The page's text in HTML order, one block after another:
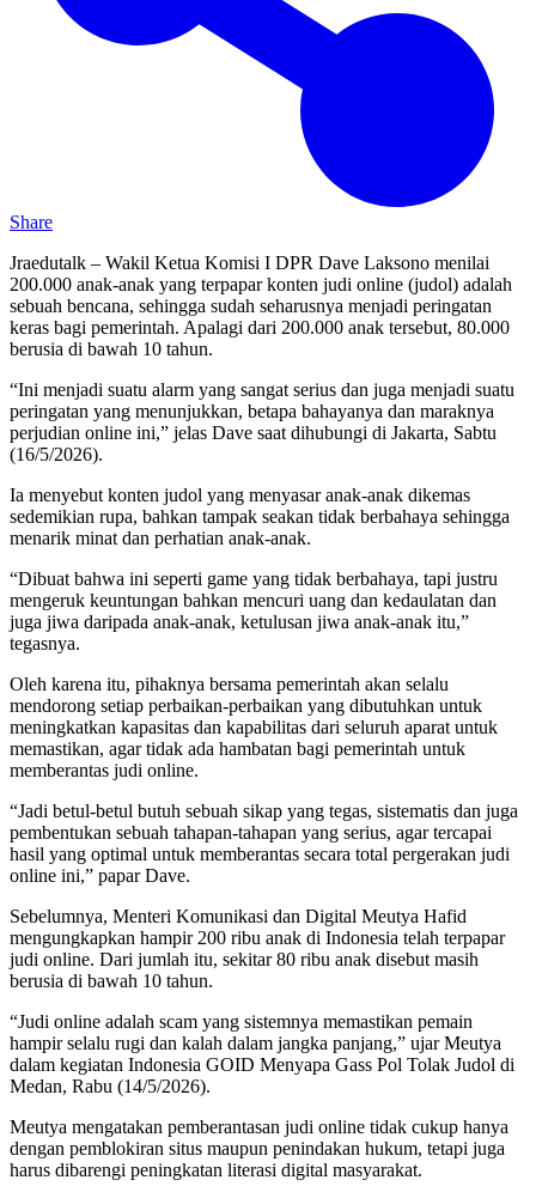
Share
Jraedutalk – Wakil Ketua Komisi I DPR Dave Laksono menilai
200.000 anak-anak yang terpapar konten judi online (judol) adalah
sebuah bencana, sehingga sudah seharusnya menjadi peringatan
keras bagi pemerintah. Apalagi dari 200.000 anak tersebut, 80.000
berusia di bawah 10 tahun.
“Ini menjadi suatu alarm yang sangat serius dan juga menjadi suatu
peringatan yang menunjukkan, betapa bahayanya dan maraknya
perjudian online ini,” jelas Dave saat dihubungi di Jakarta, Sabtu
(16/5/2026).
Ia menyebut konten judol yang menyasar anak-anak dikemas
sedemikian rupa, bahkan tampak seakan tidak berbahaya sehingga
menarik minat dan perhatian anak-anak.
“Dibuat bahwa ini seperti game yang tidak berbahaya, tapi justru
mengeruk keuntungan bahkan mencuri uang dan kedaulatan dan
juga jiwa daripada anak-anak, ketulusan jiwa anak-anak itu,”
tegasnya.
Oleh karena itu, pihaknya bersama pemerintah akan selalu
mendorong setiap perbaikan-perbaikan yang dibutuhkan untuk
meningkatkan kapasitas dan kapabilitas dari seluruh aparat untuk
memastikan, agar tidak ada hambatan bagi pemerintah untuk
memberantas judi online.
“Jadi betul-betul butuh sebuah sikap yang tegas, sistematis dan juga
pembentukan sebuah tahapan-tahapan yang serius, agar tercapai
hasil yang optimal untuk memberantas secara total pergerakan judi
online ini,” papar Dave.
Sebelumnya, Menteri Komunikasi dan Digital Meutya Hafid
mengungkapkan hampir 200 ribu anak di Indonesia telah terpapar
judi online. Dari jumlah itu, sekitar 80 ribu anak disebut masih
berusia di bawah 10 tahun.
“Judi online adalah scam yang sistemnya memastikan pemain
hampir selalu rugi dan kalah dalam jangka panjang,” ujar Meutya
dalam kegiatan Indonesia GOID Menyapa Gass Pol Tolak Judol di
Medan, Rabu (14/5/2026).
Meutya mengatakan pemberantasan judi online tidak cukup hanya
dengan pemblokiran situs maupun penindakan hukum, tetapi juga
harus dibarengi peningkatan literasi digital masyarakat.